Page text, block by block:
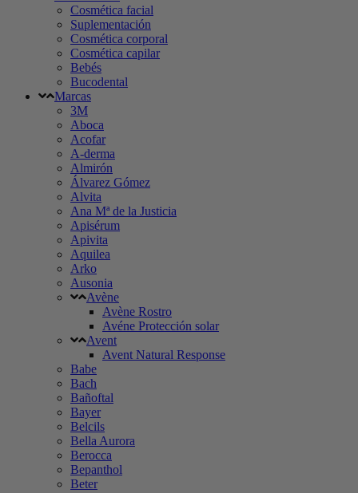
Cosmética facial
Suplementación
Cosmética corporal
Cosmética capilar
Bebés
Bucodental
Marcas
3M
Aboca
Acofar
A-derma
Almirón
Álvarez Gómez
Alvita
Ana Mª de la Justicia
Apisérum
Apivita
Aquilea
Arko
Ausonia
Avène
Avène Rostro
Avéne Protección solar
Avent
Avent Natural Response
Babe
Bach
Bañoftal
Bayer
Belcils
Bella Aurora
Berocca
Bepanthol
Beter